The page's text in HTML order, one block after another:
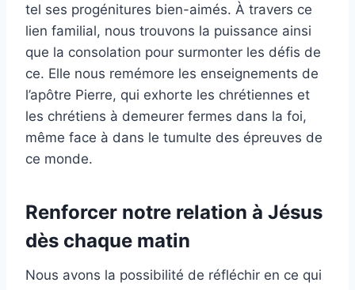
tel ses progénitures bien-aimés. À travers ce
lien familial, nous trouvons la puissance ainsi
que la consolation pour surmonter les défis de
ce. Elle nous remémore les enseignements de
l’apôtre Pierre, qui exhorte les chrétiennes et
les chrétiens à demeurer fermes dans la foi,
même face à dans le tumulte des épreuves de
ce monde.
Renforcer notre relation à Jésus
dès chaque matin
Nous avons la possibilité de réfléchir en ce qui